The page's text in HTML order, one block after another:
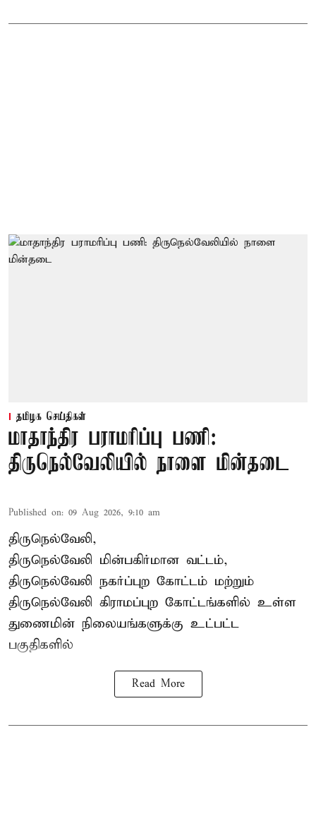
தமிழக செய்திகள்
மாதாந்திர பராமரிப்பு பணி:
திருநெல்வேலியில் நாளை மின்தடை
Published on: 09 Aug 2026, 9:10 am
திருநெல்வேலி,
திருநெல்வேலி மின்பகிர்மான வட்டம்,
திருநெல்வேலி நகர்ப்புற கோட்டம் மற்றும்
திருநெல்வேலி கிராமப்புற கோட்டங்களில் உள்ள
துணைமின் நிலையங்களுக்கு உட்பட்ட
பகுதிகளில்
Read More